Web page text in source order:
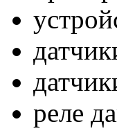
реле